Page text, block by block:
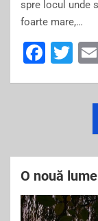
spre locul unde
foarte mare,…
F
o
o
k
T
O nouă